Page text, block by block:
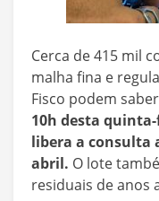
Cerca de 415 mil
malha fina e
Fisco podem
10h desta quinta-
libera a consulta
abril. O lote
residuais de anos